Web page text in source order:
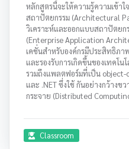
หลักสูตรนี้จะให้ความรู้ความเข้า
สถาปัตยกรรม (Architectural
วิเคราะห์และออกแบบสถาปัตยก
(Enterprise Application
เคชั่นสำหรับองค์กรมีประสิทธิภา
และรองรับการเกิดขึ้นของเทคโ
รวมถึงแพลตฟอร์มที่เป็น
และ .NET ซึ่งใช้ กันอย่างกว้างข
กระจาย (Distributed
Classroom